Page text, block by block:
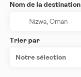
Nom de la destination
Trier par
Notre sélection